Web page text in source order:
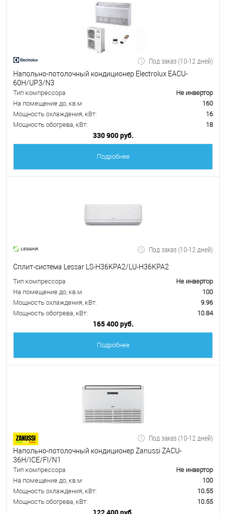
Под заказ (10-12 дней)
Напольно-потолочный кондиционер Electrolux EACU-
60H/UP3/N3
Тип компрессора
Не инвертор
На помещение до, кв.м
160
Мощность охлаждения, кВт:
16
Мощность обогрева, кВт:
18
330 900 руб.
Подробнее
Под заказ (10-12 дней)
Сплит-система Lessar LS-H36KPA2/LU-H36KPA2
Тип компрессора
Не инвертор
На помещение до, кв.м
100
Мощность охлаждения, кВт:
9.96
Мощность обогрева, кВт:
10.84
165 400 руб.
Подробнее
Под заказ (10-12 дней)
Напольно-потолочный кондиционер Zanussi ZACU-
36H/ICE/FI/N1
Тип компрессора
Не инвертор
На помещение до, кв.м
100
Мощность охлаждения, кВт:
10.55
Мощность обогрева, кВт:
10.55